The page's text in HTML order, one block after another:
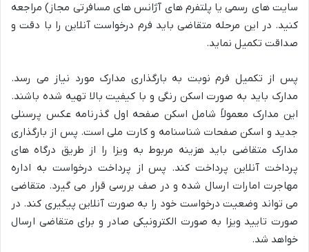
سایت های رسمی یا پلتفرم های آژانس های مسافرتی مجاز) مراجعه
کنید. در این مرحله متقاضی باید فرم درخواست آنلاین را با دقت و
صداقت تکمیل نماید.
پس از تکمیل فرم نوبت به بارگذاری مدارک مورد نیاز می رسد.
مدارک باید به صورت اسکن رنگی و با کیفیت بالا تهیه شده باشند.
این مدارک معمولاً شامل اسکن صفحه اول گذرنامه عکس پرسنلی
جدید و اسکن صفحات شناسنامه و کارت ملی است. پس از بارگذاری
مدارک متقاضی باید هزینه مربوط به ویزا را از طریق درگاه های
پرداخت آنلاین پرداخت کند. پس از پرداخت درخواست به اداره
مهاجرت امارات ارسال شده و در صف بررسی قرار می گیرد. متقاضی
می تواند وضعیت درخواست خود را به صورت آنلاین پیگیری کند. در
صورت تایید ویزا به صورت الکترونیکی صادر و برای متقاضی ارسال
خواهد شد.